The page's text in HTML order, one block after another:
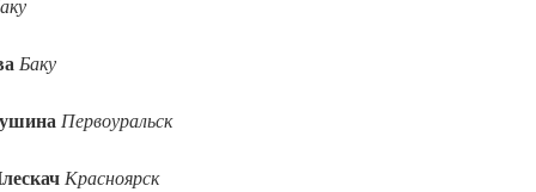
Баку
Первоуральск
Красноярск